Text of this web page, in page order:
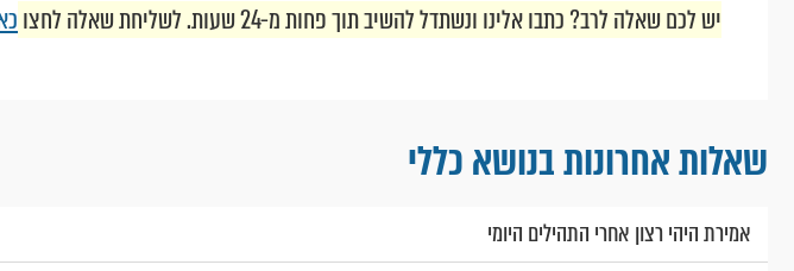
יש לכם שאלה לרב? כתבו אלינו ונשתדל להשיב תוך פחות מ-24 שעות. לשליחת שאלה לחצו
שאלות אחרונות בנושא כללי
אמירת היהי רצון אחרי התהילים היומי